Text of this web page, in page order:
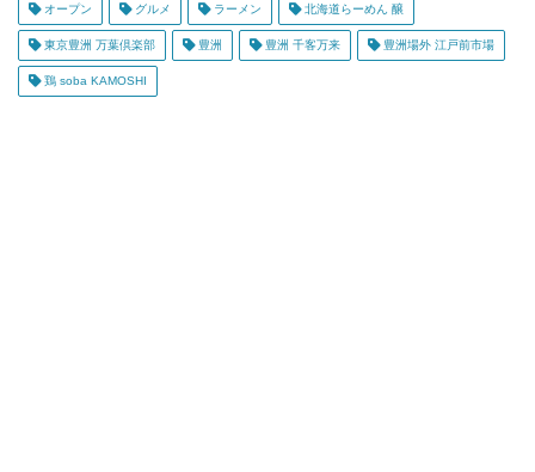
オープン グルメ ラーメン 北海道らーめん 醸
東京豊洲 万葉倶楽部 豊洲 豊洲 千客万来 豊洲場外 江戸前市場
鶏 soba KAMOSHI